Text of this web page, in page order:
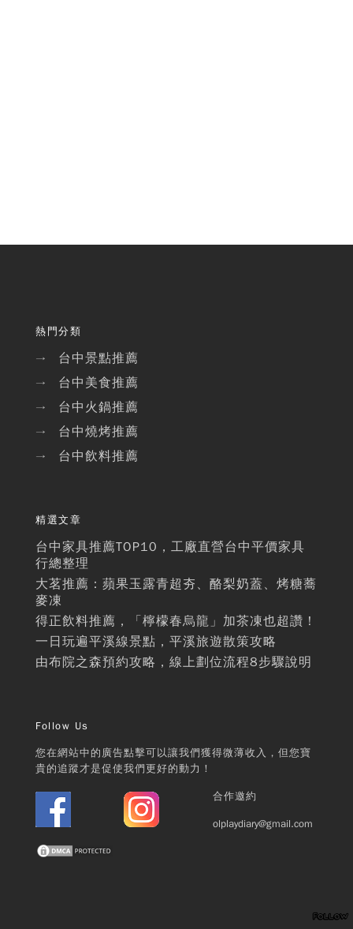
熱門分類
→ 台中景點推薦
→ 台中美食推薦
→ 台中火鍋推薦
→ 台中燒烤推薦
→ 台中飲料推薦
精選文章
台中家具推薦TOP10，工廠直營台中平價家具
行總整理
大茗推薦：蘋果玉露青超夯、酪梨奶蓋、烤糖蕎
麥凍
得正飲料推薦，「檸檬春烏龍」加茶凍也超讚！
一日玩遍平溪線景點，平溪旅遊散策攻略
由布院之森預約攻略，線上劃位流程8步驟說明
Follow Us
您在網站中的廣告點擊可以讓我們獲得微薄收入，但您寶
貴的追蹤才是促使我們更好的動力！
合作邀約
olplaydiary@gmail.com